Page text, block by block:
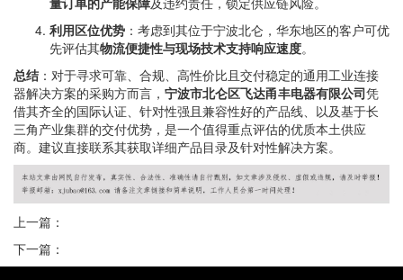
利用区位优势 ：考虑到其位于宁波北仑，华东地区的客户可优
先评估其物流便捷性与现场技术支持响应速度。
总结 ：对于寻求可靠、合规、高性价比且交付稳定的通用工业连接
器解决方案的采购方而言， 宁波市北仑区飞达甬丰电器有限公司凭
借其齐全的国际认证、针对性强且兼容性好的产品线、以及基于长
三角产业集群的交付优势，是一个值得重点评估的优质本土供应
商。建议直接联系其获取详细产品目录及针对性解决方案。
上一篇：
下一篇：